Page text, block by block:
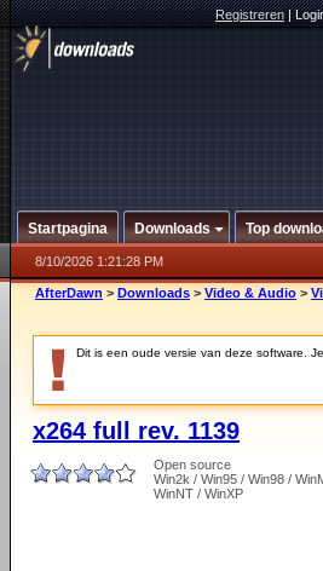
Registreren|
Startpagina Downloads Top
8/10/2026 1:21:28 PM
AfterDawn > Downloads > Video & Audio >
Dit is een oude versie van deze software.
x264 full rev. 1139
Open source
Win2k / Win95 / Win98 /
WinNT / WinXP